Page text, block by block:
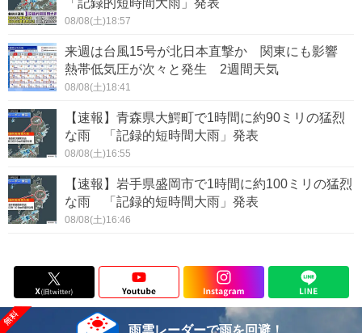
「記録的短時間大雨」発表
08/08(土)18:57
来週は台風15号が北日本直撃か 関東にも影響
熱帯低気圧が次々と発生 2週間天気
08/08(土)18:41
【速報】青森県大鰐町で1時間に約90ミリの猛烈
な雨 「記録的短時間大雨」発表
08/08(土)16:55
【速報】岩手県盛岡市で1時間に約100ミリの猛烈
な雨 「記録的短時間大雨」発表
08/08(土)16:46
雨雲レーダーで雨を回避！